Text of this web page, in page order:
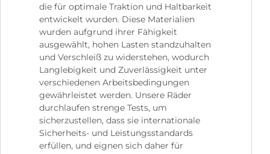
die für optimale Traktion und Haltbarkeit
entwickelt wurden. Diese Materialien
wurden aufgrund ihrer Fähigkeit
ausgewählt, hohen Lasten standzuhalten
und Verschleiß zu widerstehen, wodurch
Langlebigkeit und Zuverlässigkeit unter
verschiedenen Arbeitsbedingungen
gewährleistet werden. Unsere Räder
durchlaufen strenge Tests, um
sicherzustellen, dass sie internationale
Sicherheits- und Leistungsstandards
erfüllen, und eignen sich daher für